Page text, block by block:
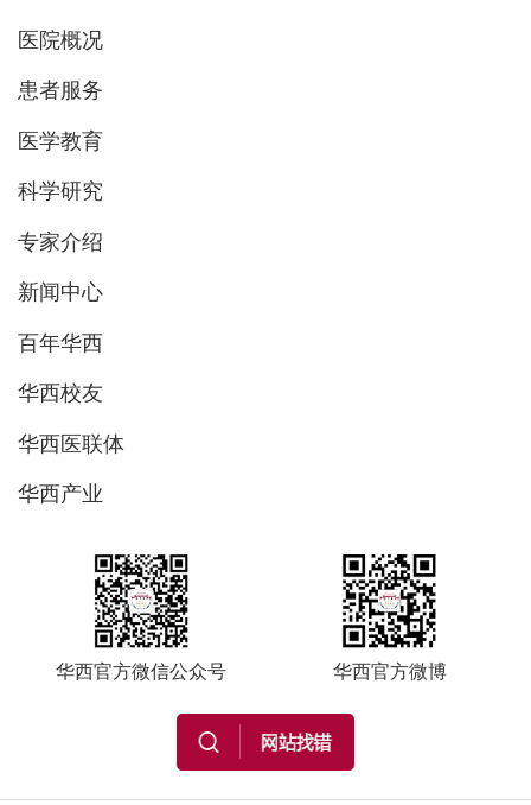
医院概况
患者服务
医学教育
科学研究
专家介绍
新闻中心
百年华西
华西校友
华西医联体
华西产业
华西官方微信公众号 华西官方微博